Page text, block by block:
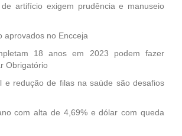
artifício exigem prudência e manuseio
aprovados no Encceja
18 anos em 2023 podem fazer
Obrigatório
e redução de filas na saúde são desafios
com alta de 4,69% e dólar com queda